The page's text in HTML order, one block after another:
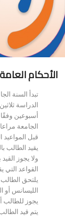
الأحكام العامة
تبدأ السنة
الدراسة
أسبوعين
الجامعة
قبل المواعيد
يقيد الطالب
ولا يجوز
القواعد التي
يلتحق الطالب
الليسانس أو
يجوز للطالب
يتم قيد